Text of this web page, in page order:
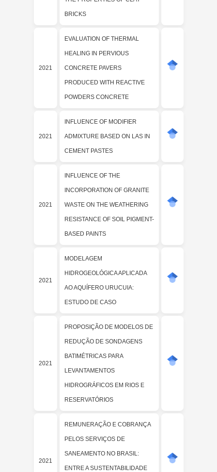
BRICKS
2021
EVALUATION OF THERMAL
HEALING IN PERVIOUS
CONCRETE PAVERS
PRODUCED WITH REACTIVE
POWDERS CONCRETE
2021
INFLUENCE OF MODIFIER
ADMIXTURE BASED ON LAS IN
CEMENT PASTES
2021
INFLUENCE OF THE
INCORPORATION OF GRANITE
WASTE ON THE WEATHERING
RESISTANCE OF SOIL PIGMENT-
BASED PAINTS
2021
MODELAGEM
HIDROGEOLÓGICA APLICADA
AO AQUÍFERO URUCUIA:
ESTUDO DE CASO
2021
PROPOSIÇÃO DE MODELOS DE
REDUÇÃO DE SONDAGENS
BATIMÉTRICAS PARA
LEVANTAMENTOS
HIDROGRÁFICOS EM RIOS E
RESERVATÓRIOS
2021
REMUNERAÇÃO E COBRANÇA
PELOS SERVIÇOS DE
SANEAMENTO NO BRASIL:
ENTRE A SUSTENTABILIDADE